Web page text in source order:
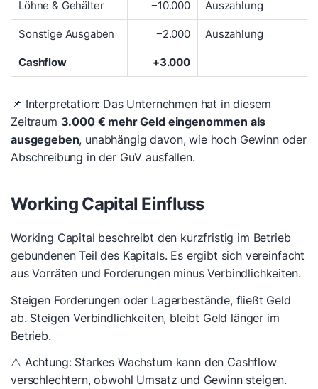
Löhne & Gehälter −10.000
Auszahlung
Sonstige Ausgaben
−2.000
Auszahlung
Cashflow
+3.000
📌 Interpretation: Das Unternehmen hat in diesem
Zeitraum 3.000 € mehr Geld eingenommen als
ausgegeben, unabhängig davon, wie hoch Gewinn oder
Abschreibung in der GuV ausfallen.
Working Capital Einfluss
Working Capital beschreibt den kurzfristig im Betrieb
gebundenen Teil des Kapitals. Es ergibt sich vereinfacht
aus Vorräten und Forderungen minus Verbindlichkeiten.
Steigen Forderungen oder Lagerbestände, fließt Geld
ab. Steigen Verbindlichkeiten, bleibt Geld länger im
Betrieb.
⚠️ Achtung: Starkes Wachstum kann den Cashflow
verschlechtern, obwohl Umsatz und Gewinn steigen.